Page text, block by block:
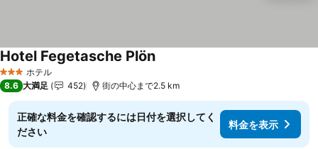
3 ホテルのランク
ホテル
Hotel Fegetasche Plön
8.6 大満足 452 街の中心まで2.5 km
正確な料金を確認するには日付を選択してく
ださい
料金を表示